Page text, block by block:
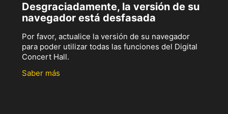
Desgraciadamente, la versión de su
navegador está desfasada
Por favor, actualice la versión de su navegador
para poder utilizar todas las funciones del Digital
Concert Hall.
Saber más